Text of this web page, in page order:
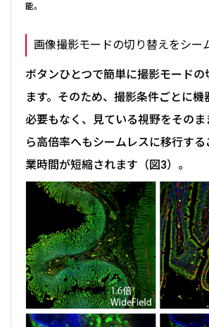
能。
画像撮影モードの切り替えをシー
ボタンひとつで簡単に撮影モードの
ます。そのため、撮影条件ごとに機
必要もなく、見ている視野をその
ら高倍率へもシームレスに移行す
業時間が短縮されます（図3）。